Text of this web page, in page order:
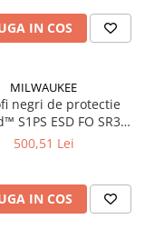
IN COS
MILWAUKEE
negri de protectie
S1PS ESD FO SR38,
38, 4932493690
500,51 Lei
IN COS